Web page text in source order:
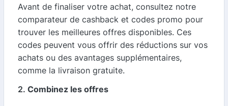
Avant de finaliser votre achat, consultez notre
comparateur de cashback et codes promo pour
trouver les meilleures offres disponibles. Ces
codes peuvent vous offrir des réductions sur vos
achats ou des avantages supplémentaires,
comme la livraison gratuite.
2. Combinez les offres